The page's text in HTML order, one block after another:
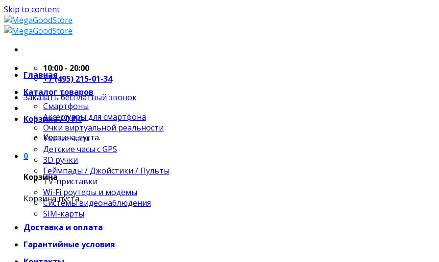
Skip to content
10:00 - 20:00
+7 (495) 215-01-34
Заказать бесплатный звонок
Корзина /0₽0
Корзина пуста.
0
Корзина
Корзина пуста.
Главная
Каталог товаров
Смартфоны
Аксессуары для смартфона
Очки виртуальной реальности
Умные часы
Детские часы с GPS
3D ручки
Геймпады / Джойстики / Пульты
TV-приставки
Wi-Fi роутеры и модемы
Системы видеонаблюдения
SIM-карты
Доставка и оплата
Гарантийные условия